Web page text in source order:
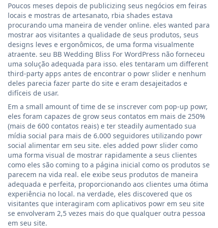
Poucos meses depois de publicizing seus negócios em feiras
locais e mostras de artesanato, rbia shades estava
procurando uma maneira de vender online. eles wanted para
mostrar aos visitantes a qualidade de seus produtos, seus
designs leves e ergonômicos, de uma forma visualmente
atraente. seu BB Wedding Bliss For WordPress não forneceu
uma solução adequada para isso. eles tentaram um different
third-party apps antes de encontrar o powr slider e nenhum
deles parecia fazer parte do site e eram desajeitados e
difíceis de usar.
Em a small amount of time de se inscrever com pop-up powr,
eles foram capazes de grow seus contatos em mais de 250%
(mais de 600 contatos reais) e ter steadily aumentado sua
mídia social para mais de 6.000 seguidores utilizando powr
social alimentar em seu site. eles added powr slider como
uma forma visual de mostrar rapidamente a seus clientes
como eles são coming to a página inicial como os produtos se
parecem na vida real. ele exibe seus produtos de maneira
adequada e perfeita, proporcionando aos clientes uma ótima
experiência no local. na verdade, eles discovered que os
visitantes que interagiram com aplicativos powr em seu site
se envolveram 2,5 vezes mais do que qualquer outra pessoa
em seu site.